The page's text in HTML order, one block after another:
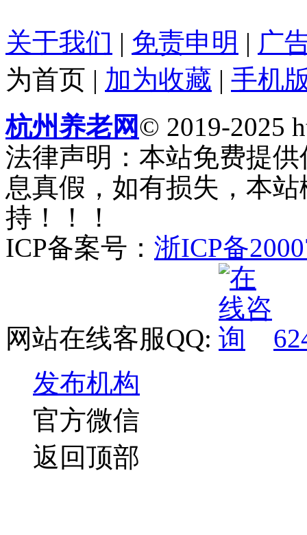
关于我们 | 免责申明 | 广
为首页 | 加为收藏 | 手机
杭州养老网© 2019-2025
法律声明：本站免费提
息真假，如有损失，本
持！！！
ICP备案号： 浙ICP备
网站在线客服QQ:
发布机构
官方微信
返回顶部